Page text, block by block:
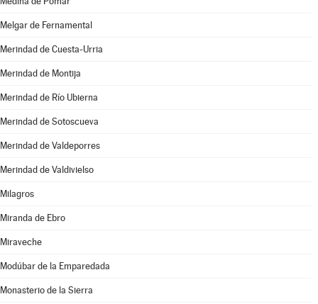
Melgar de Fernamental
Merindad de Cuesta-Urria
Merindad de Montija
Merindad de Río Ubierna
Merindad de Sotoscueva
Merindad de Valdeporres
Merindad de Valdivielso
Milagros
Miranda de Ebro
Miraveche
Modúbar de la Emparedada
Monasterio de la Sierra